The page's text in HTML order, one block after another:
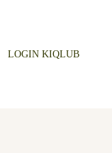
LOGIN KIQLUB